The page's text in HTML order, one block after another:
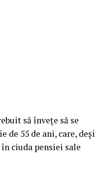
să învețe să se
55 de ani, care, deși
ciuda pensiei sale